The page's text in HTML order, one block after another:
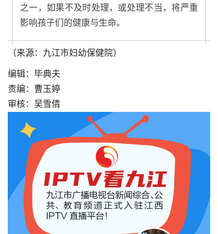
之一，如果不及时处理，或处理不当，将严重
影响孩子们的健康与生命。
（来源：九江市妇幼保健院）
编辑：毕典夫
责编：曹玉婷
审核：吴雪倩